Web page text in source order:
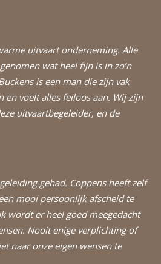
uitvaart onderneming. Alle
wat heel fijn is in zo’n
is een man die zijn vak
en voelt alles feiloos aan. Wij zijn
uitvaartbegeleider, en de
gehad. Coppens heeft zelf
mooi persoonlijk afscheid te
wordt er heel goed meegedacht
Nooit enige verplichting of
naar onze eigen wensen te